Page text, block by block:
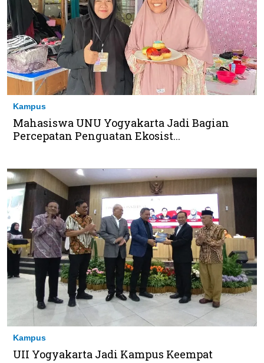
Kampus
Mahasiswa UNU Yogyakarta Jadi Bagian
Percepatan Penguatan Ekosist...
Kampus
UII Yogyakarta Jadi Kampus Keempat